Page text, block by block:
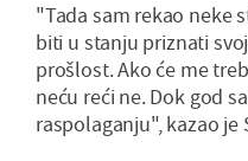
"Tada sam rekao neke
biti u stanju priznati
prošlost. Ako će me
neću reći ne. Dok god
raspolaganju", kazao je